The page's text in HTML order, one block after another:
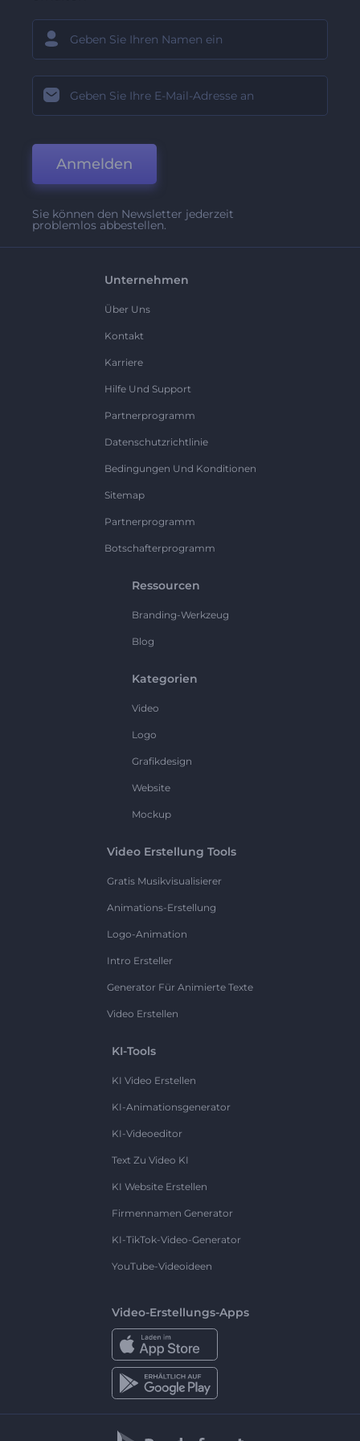
Anmelden
Sie können den Newsletter jederzeit
problemlos abbestellen.
Unternehmen
Über Uns
Kontakt
Karriere
Hilfe Und Support
Partnerprogramm
Datenschutzrichtlinie
Bedingungen Und Konditionen
Sitemap
Partnerprogramm
Botschafterprogramm
Ressourcen
Branding-Werkzeug
Blog
Kategorien
Video
Logo
Grafikdesign
Website
Mockup
Video Erstellung Tools
Gratis Musikvisualisierer
Animations-Erstellung
Logo-Animation
Intro Ersteller
Generator Für Animierte Texte
Video Erstellen
KI-Tools
KI Video Erstellen
KI-Animationsgenerator
KI-Videoeditor
Text Zu Video KI
KI Website Erstellen
Firmennamen Generator
KI-TikTok-Video-Generator
YouTube-Videoideen
Video-Erstellungs-Apps